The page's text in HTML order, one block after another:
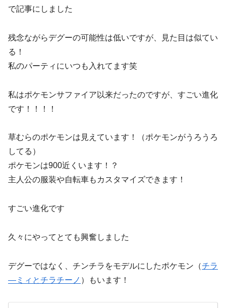
で記事にしました
残念ながらデグーの可能性は低いですが、見た目は似てい
る！
私のパーティにいつも入れてます笑
私はポケモンサファイア以来だったのですが、すごい進化
です！！！！
草むらのポケモンは見えています！（ポケモンがうろうろ
してる）
ポケモンは900近くいます！？
主人公の服装や自転車もカスタマイズできます！
すごい進化です
久々にやってとても興奮しました
デグーではなく、チンチラをモデルにしたポケモン（チラ
―ミィとチラチーノ ）もいます！